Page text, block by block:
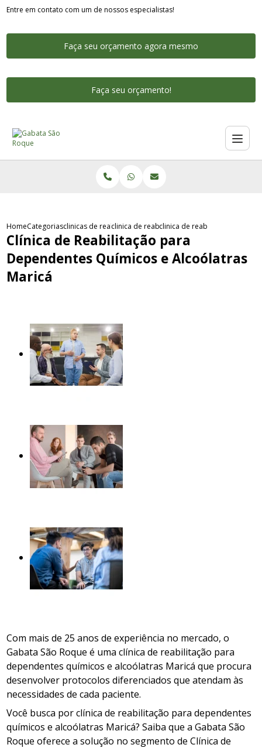
Entre em contato com um de nossos especialistas!
Faça seu orçamento agora mesmo
Faça seu orçamento!
HomeCategoriasclinicas de reabilitacao para drogados
clinica de reabilitacao de dependente
clinica de reabilitacao para
Clínica de Reabilitação para
Dependentes Químicos e Alcoólatras
Maricá
Com mais de 25 anos de experiência no mercado, o
Gabata São Roque é uma clínica de reabilitação para
dependentes químicos e alcoólatras Maricá que procura
desenvolver protocolos diferenciados que atendam às
necessidades de cada paciente.
Você busca por clínica de reabilitação para dependentes
químicos e alcoólatras Maricá? Saiba que a Gabata São
Roque oferece a solução no segmento de Clínica de